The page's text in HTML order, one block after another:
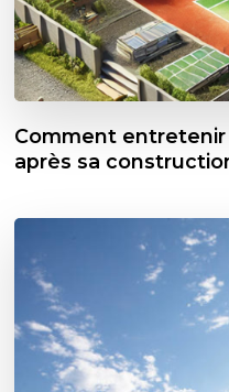
Comment
après sa